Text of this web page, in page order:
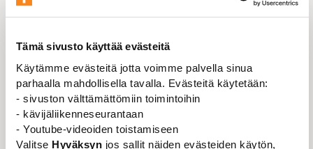
Tämä sivusto käyttää evästeitä
Käytämme evästeitä jotta voimme palvella sinua
parhaalla mahdollisella tavalla. Evästeitä käytetään:
- sivuston välttämättömiin toimintoihin
- kävijäliikenneseurantaan
- Youtube-videoiden toistamiseen
Valitse Hyväksyn jos sallit näiden evästeiden käytön,
Board via email closer to the event.
INFORMATION ABOUT THE EVENT
HELSINKI
, Helsinki
TIME